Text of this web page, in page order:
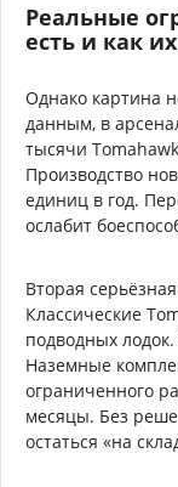
Реальные
есть и как
Однако картина
данным, в
тысячи
Производство
единиц в год.
ослабит
Вторая
Классические
подводных
Наземные
ограниченного
месяцы. Без
остаться «на